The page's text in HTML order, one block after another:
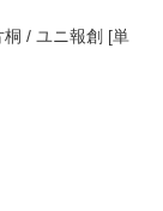
/ ユニ報創 [単